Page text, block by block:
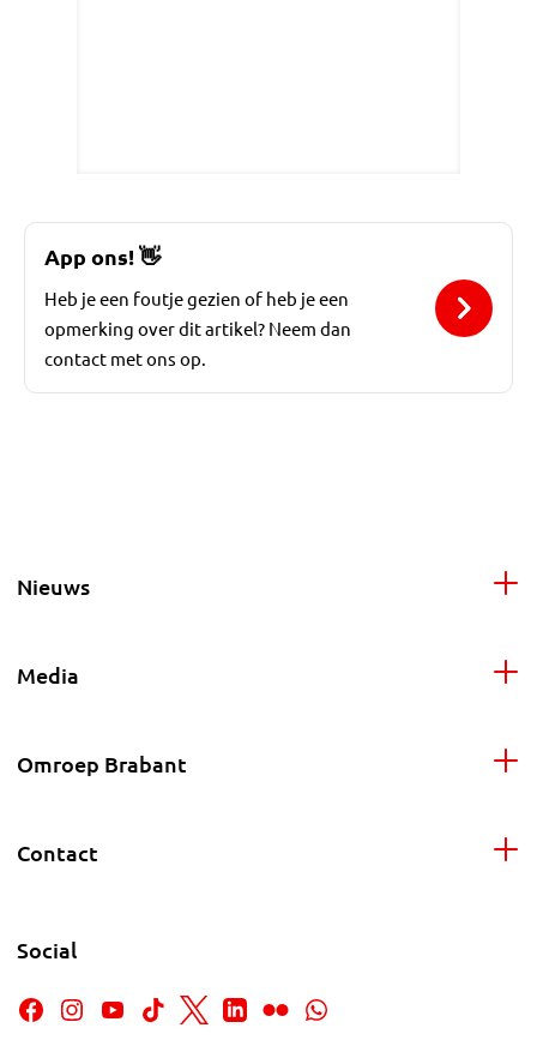
App ons!👋
Heb je een foutje gezien of heb je een
opmerking over dit artikel? Neem dan
contact met ons op.
Nieuws
Media
Omroep Brabant
Contact
Social